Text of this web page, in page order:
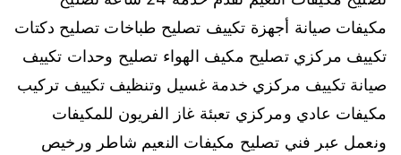
مكيفات صيانة أجهزة تكييف تصليح طباخات تصليح دكتات
تكييف مركزي تصليح مكيف الهواء تصليح وحدات تكييف
صيانة تكييف مركزي خدمة غسيل وتنظيف تكييف تركيب
مكيفات عادي ومركزي تعبئة غاز الفريون للمكيفات
ونعمل عبر فني تصليح مكيفات النعيم شاطر ورخيص